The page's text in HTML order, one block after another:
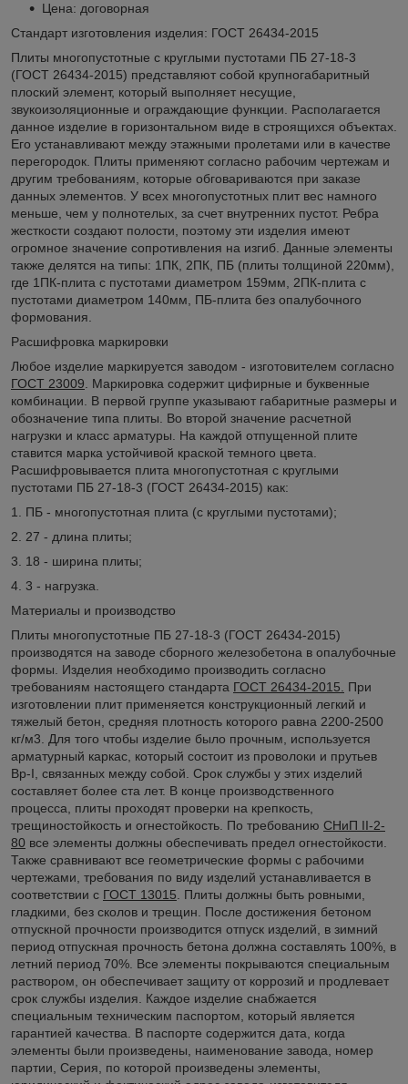
Цена: договорная
Стандарт изготовления изделия: ГОСТ 26434-2015
Плиты многопустотные с круглыми пустотами ПБ 27-18-3
(ГОСТ 26434-2015) представляют собой крупногабаритный
плоский элемент, который выполняет несущие,
звукоизоляционные и ограждающие функции. Располагается
данное изделие в горизонтальном виде в строящихся объектах.
Его устанавливают между этажными пролетами или в качестве
перегородок. Плиты применяют согласно рабочим чертежам и
другим требованиям, которые обговариваются при заказе
данных элементов. У всех многопустотных плит вес намного
меньше, чем у полнотелых, за счет внутренних пустот. Ребра
жесткости создают полости, поэтому эти изделия имеют
огромное значение сопротивления на изгиб. Данные элементы
также делятся на типы: 1ПК, 2ПК, ПБ (плиты толщиной 220мм),
где 1ПК-плита с пустотами диаметром 159мм, 2ПК-плита с
пустотами диаметром 140мм, ПБ-плита без опалубочного
формования.
Расшифровка маркировки
Любое изделие маркируется заводом - изготовителем согласно
ГОСТ 23009. Маркировка содержит цифирные и буквенные
комбинации. В первой группе указывают габаритные размеры и
обозначение типа плиты. Во второй значение расчетной
нагрузки и класс арматуры. На каждой отпущенной плите
ставится марка устойчивой краской темного цвета.
Расшифровывается плита многопустотная с круглыми
пустотами ПБ 27-18-3 (ГОСТ 26434-2015) как:
1. ПБ - многопустотная плита (с круглыми пустотами);
2. 27 - длина плиты;
3. 18 - ширина плиты;
4. 3 - нагрузка.
Материалы и производство
Плиты многопустотные ПБ 27-18-3 (ГОСТ 26434-2015)
производятся на заводе сборного железобетона в опалубочные
формы. Изделия необходимо производить согласно
требованиям настоящего стандарта ГОСТ 26434-2015. При
изготовлении плит применяется конструкционный легкий и
тяжелый бетон, средняя плотность которого равна 2200-2500
кг/м3. Для того чтобы изделие было прочным, используется
арматурный каркас, который состоит из проволоки и прутьев
Вр-I, связанных между собой. Срок службы у этих изделий
составляет более ста лет. В конце производственного
процесса, плиты проходят проверки на крепкость,
трещиностойкость и огнестойкость. По требованию СНиП II-2-
80 все элементы должны обеспечивать предел огнестойкости.
Также сравнивают все геометрические формы с рабочими
чертежами, требования по виду изделий устанавливается в
соответствии с ГОСТ 13015. Плиты должны быть ровными,
гладкими, без сколов и трещин. После достижения бетоном
отпускной прочности производится отпуск изделий, в зимний
период отпускная прочность бетона должна составлять 100%, в
летний период 70%. Все элементы покрываются специальным
раствором, он обеспечивает защиту от коррозий и продлевает
срок службы изделия. Каждое изделие снабжается
специальным техническим паспортом, который является
гарантией качества. В паспорте содержится дата, когда
элементы были произведены, наименование завода, номер
партии, Серия, по которой произведены элементы,